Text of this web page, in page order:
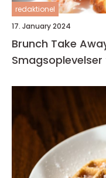
redaktionel
17. January 2024
Brunch Take